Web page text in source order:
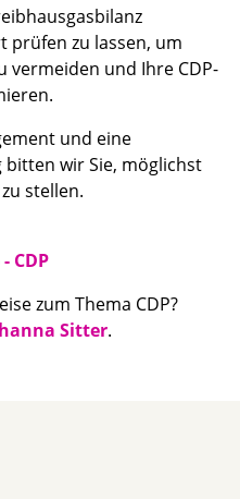
prüfen zu lassen, um
vermeiden und Ihre CDP-
und eine
wir Sie, möglichst
stellen.
CDP
zum Thema CDP?
Sitter.